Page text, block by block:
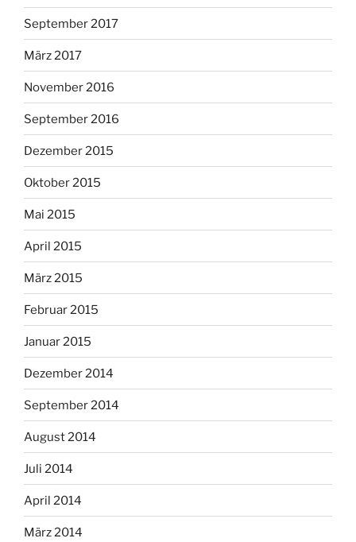
September 2017
März 2017
November 2016
September 2016
Dezember 2015
Oktober 2015
Mai 2015
April 2015
März 2015
Februar 2015
Januar 2015
Dezember 2014
September 2014
August 2014
Juli 2014
April 2014
März 2014